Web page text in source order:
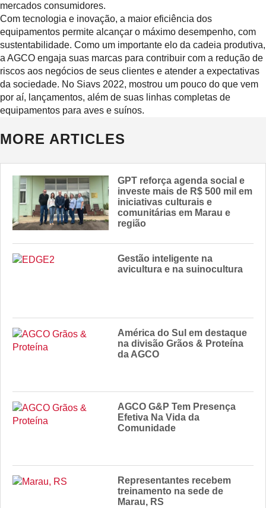
mercados consumidores.
Com tecnologia e inovação, a maior eficiência dos
equipamentos permite alcançar o máximo desempenho, com
sustentabilidade. Como um importante elo da cadeia produtiva,
a AGCO engaja suas marcas para contribuir com a redução de
riscos aos negócios de seus clientes e atender a expectativas
da sociedade. No Siavs 2022, mostrou um pouco do que vem
por aí, lançamentos, além de suas linhas completas de
equipamentos para aves e suínos.
MORE ARTICLES
GPT reforça agenda social e
investe mais de R$ 500 mil em
iniciativas culturais e
comunitárias em Marau e
região
Gestão inteligente na
avicultura e na suinocultura
América do Sul em destaque
na divisão Grãos & Proteína
da AGCO
AGCO G&P Tem Presença
Efetiva Na Vida da
Comunidade
Representantes recebem
treinamento na sede de
Marau, RS